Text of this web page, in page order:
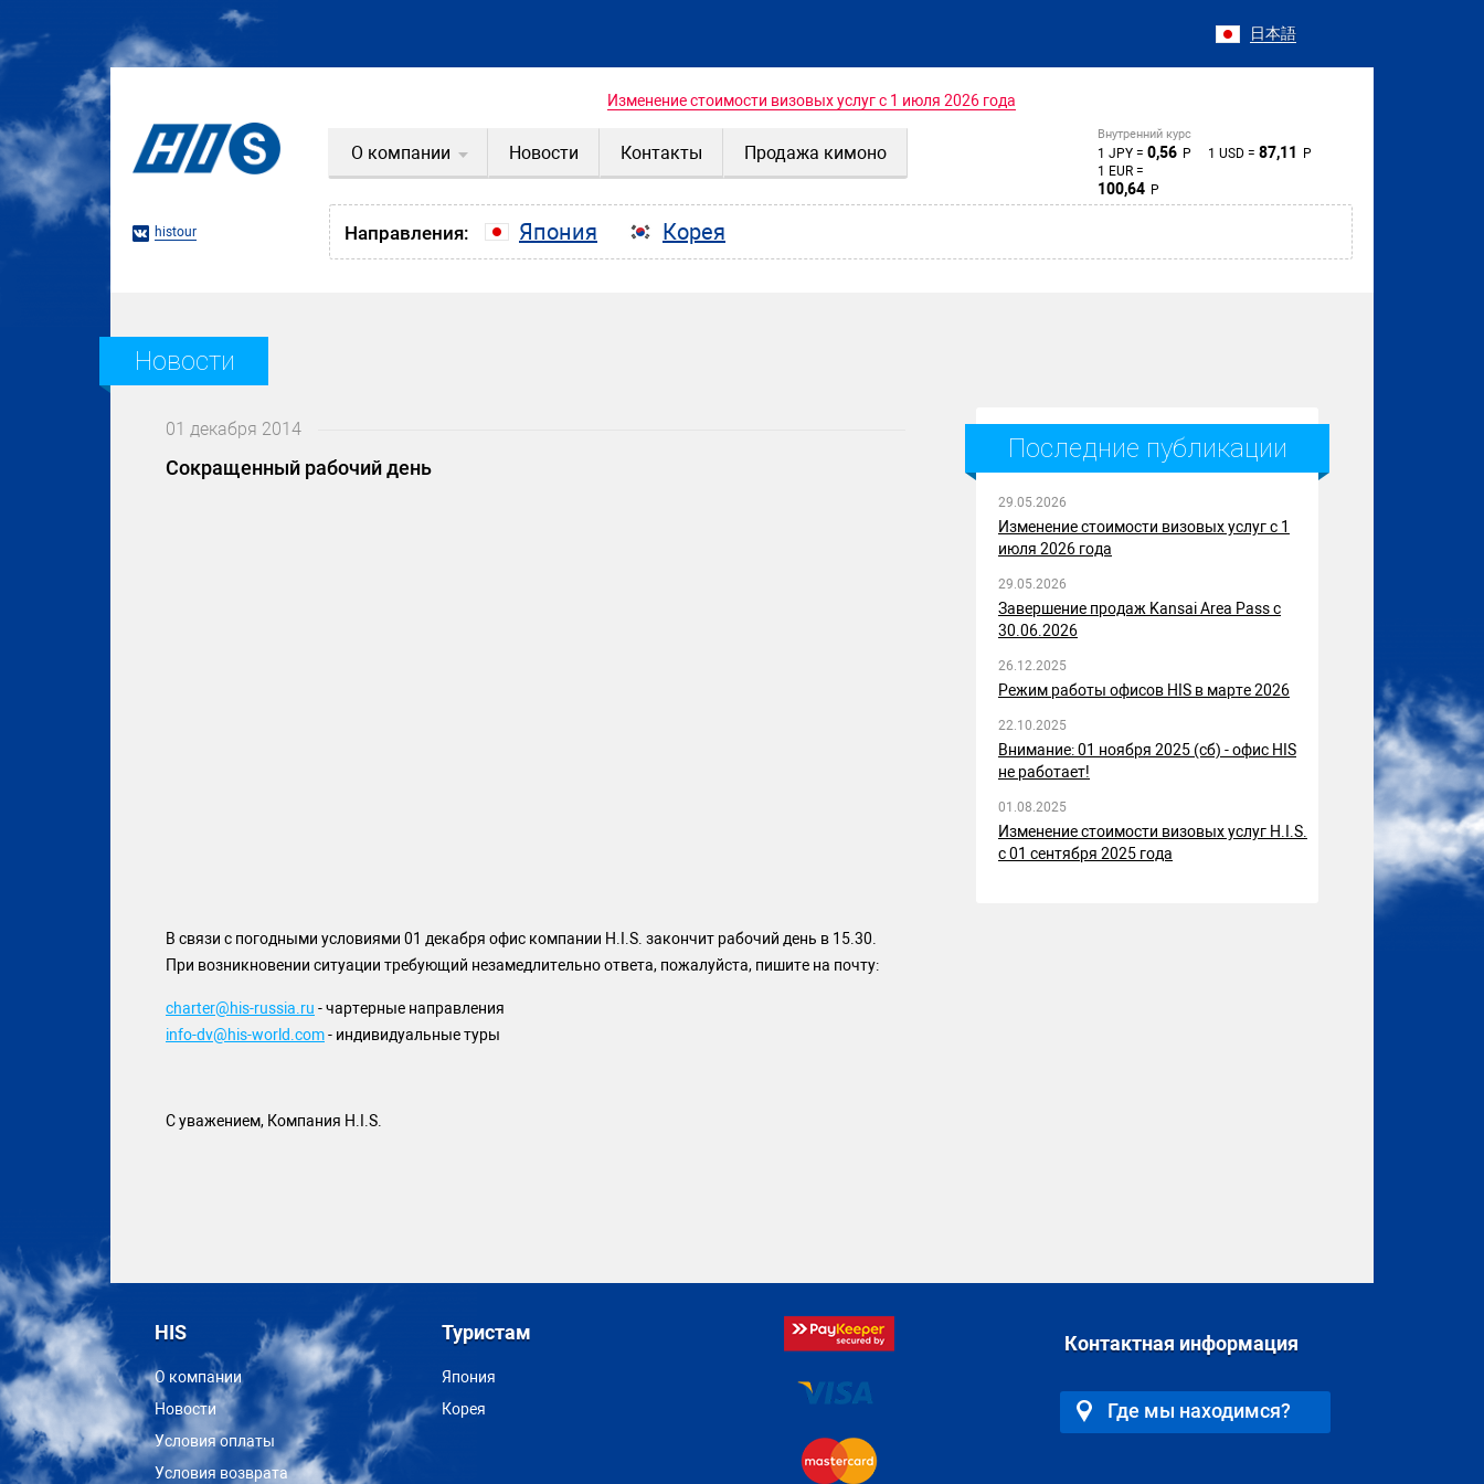
日本語
Изменение стоимости визовых услуг с 1 июля 2026 года
О компании Новости Контакты Продажа кимоно
Внутренний курс
1 JPY = 0,56 Р 1 USD = 87,11
Р
1 EUR =
100,64 Р
histour Направления: Япония Корея
Новости
Последние публикации
29.05.2026
Изменение стоимости визовых услуг с 1
июля 2026 года
29.05.2026
Завершение продаж Kansai Area Pass с
30.06.2026
26.12.2025
Режим работы офисов HIS в марте 2026
22.10.2025
Внимание: 01 ноября 2025 (сб) - офис HIS
не работает!
01.08.2025
Изменение стоимости визовых услуг H.I.S.
с 01 сентября 2025 года
01 декабря 2014
Сокращенный рабочий день
В связи с погодными условиями 01 декабря офис компании H.I.S. закончит рабочий день в 15.30.
При возникновении ситуации требующий незамедлительно ответа, пожалуйста, пишите на почту:
charter@his-russia.ru - чартерные направления
info-dv@his-world.com- индивидуальные туры
С уважением, Компания H.I.S.
HIS
О компании
Новости
Условия оплаты
Условия возврата
Туристам
Япония
Корея
Контактная информация
Где мы находимся?